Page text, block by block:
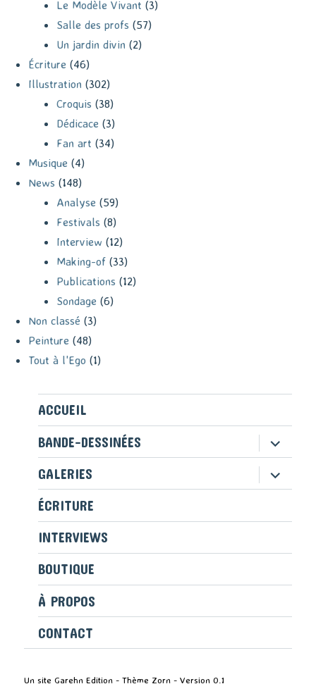
Le Modèle Vivant (3)
Salle des profs (57)
Un jardin divin (2)
Écriture (46)
Illustration (302)
Croquis (38)
Dédicace (3)
Fan art (34)
Musique (4)
News (148)
Analyse (59)
Festivals (8)
Interview (12)
Making-of (33)
Publications (12)
Sondage (6)
Non classé (3)
Peinture (48)
Tout à l'Ego (1)
ACCUEIL
BANDE-DESSINÉES
ouvrir
le
sous-
menu
GALERIES ouvrir
le
ÉCRITURE
INTERVIEWS
BOUTIQUE
À PROPOS
CONTACT
Un site Garehn Edition - Thème Zorn - Version 0.1